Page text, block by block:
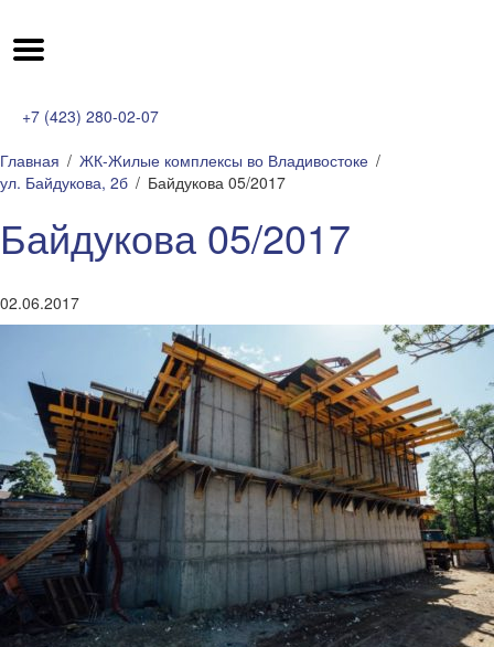
+7 (423) 280-02-07
Главная
ЖК-Жилые комплексы во Владивостоке
ул. Байдукова, 2б
Байдукова 05/2017
Байдукова 05/2017
02.06.2017